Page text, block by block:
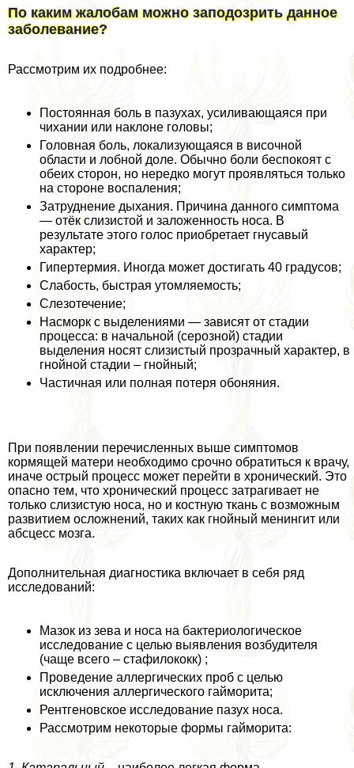
По каким жалобам можно заподозрить данное
заболевание?
Рассмотрим их подробнее:
Постоянная боль в пазухах, усиливающаяся при
чихании или наклоне головы;
Головная боль, локализующаяся в височной
области и лобной доле. Обычно боли беспокоят с
обеих сторон, но нередко могут проявляться только
на стороне воспаления;
Затруднение дыхания. Причина данного симптома
— отёк слизистой и заложенность носа. В
результате этого голос приобретает гнусавый
хаpaктер;
Гипертермия. Иногда может достигать 40 градусов;
Слабость, быстрая утомляемость;
Слезотечение;
Насморк с выделениями — зависят от стадии
процесса: в начальной (серозной) стадии
выделения носят слизистый прозрачный хаpaктер, в
гнойной стадии – гнойный;
Частичная или полная потеря обоняния.
При появлении перечисленных выше симптомов
кормящей матери необходимо срочно обратиться к врачу,
иначе острый процесс может перейти в хронический. Это
опасно тем, что хронический процесс затрагивает не
только слизистую носа, но и костную ткань с возможным
развитием осложнений, таких как гнойный менингит или
абсцесс мозга.
Дополнительная диагностика включает в себя ряд
исследований:
Мазок из зева и носа на бактериологическое
исследование с целью выявления возбудителя
(чаще всего – стафилококк) ;
Проведение аллергических проб с целью
исключения аллергического гайморита;
Рентгеновское исследование пазух носа.
Рассмотрим некоторые формы гайморита: